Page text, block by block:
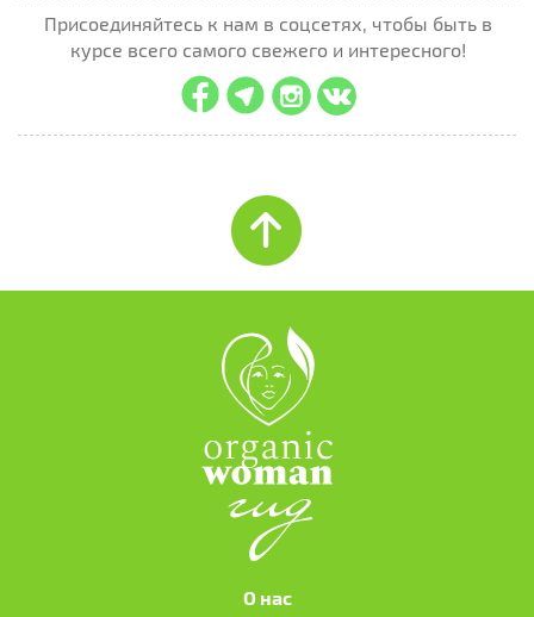
Присоединяйтесь к нам в соцсетях, чтобы быть в
курсе всего самого свежего и интересного!
О нас